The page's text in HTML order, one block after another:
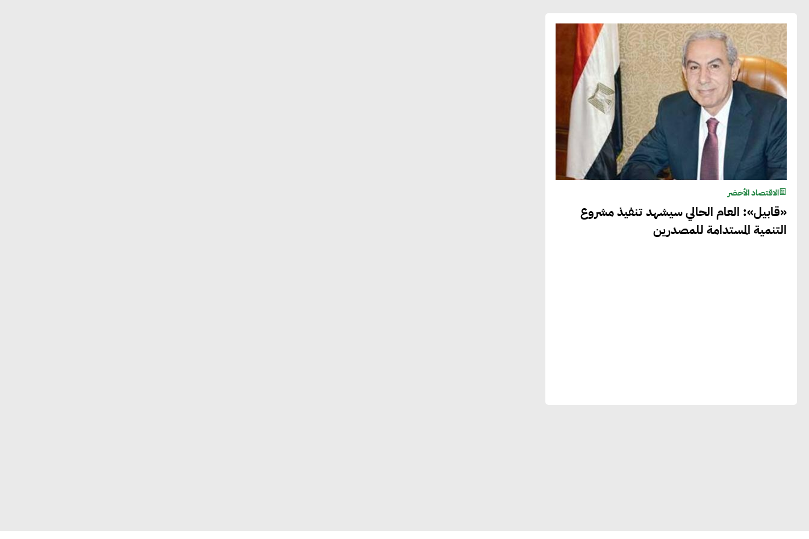
الاقتصاد الأخضر
«قابيل»: العام الحالي سيشهد تنفيذ مشروع
التنمية المستدامة للمصدرين